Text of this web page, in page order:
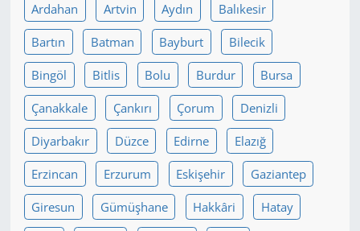
Ardahan Artvin Aydın Balıkesir
Bartın Batman Bayburt Bilecik
Bingöl Bitlis Bolu Burdur Bursa
Çanakkale Çankırı Çorum Denizli
Diyarbakır Düzce Edirne Elazığ
Erzincan Erzurum Eskişehir Gaziantep
Giresun Gümüşhane Hakkâri Hatay
Yerel